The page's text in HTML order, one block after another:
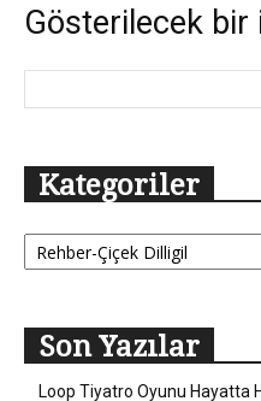
Gösterilecek bir
Kategoriler
Kategoriler
Son Yazılar
Loop Tiyatro Oyunu Hayatta